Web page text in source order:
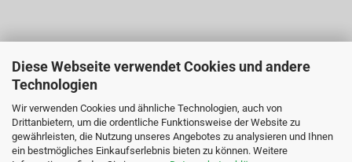
Diese Webseite verwendet Cookies und andere
Technologien
Wir verwenden Cookies und ähnliche Technologien, auch von
Drittanbietern, um die ordentliche Funktionsweise der Website zu
gewährleisten, die Nutzung unseres Angebotes zu analysieren und Ihnen
ein bestmögliches Einkaufserlebnis bieten zu können. Weitere